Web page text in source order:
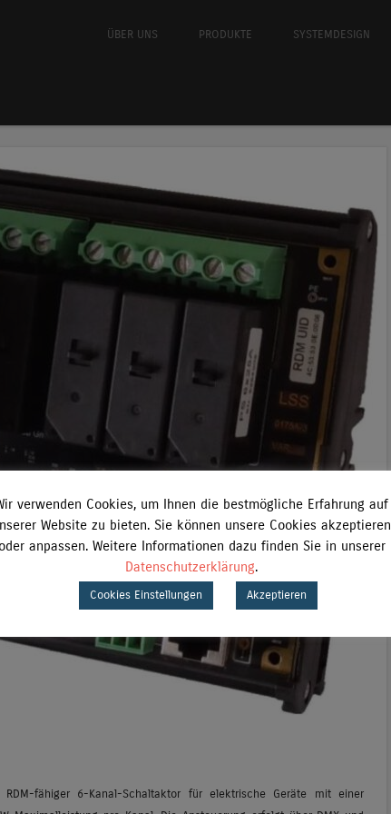
Springe zum InhaltÜBER UNS PRODUKTE SYSTEMDESIGN
fähiger 6-Kanal-Schaltaktor für elektrische Geräte mit einer
verwenden Cookies, um Ihnen die bestmögliche Erfahrung auf
Website zu bieten. Sie können unsere Cookies akzeptieren
oder anpassen. Weitere Informationen dazu finden Sie in unserer
Datenschutzerklärung.
Cookies Einstellungen Akzeptieren